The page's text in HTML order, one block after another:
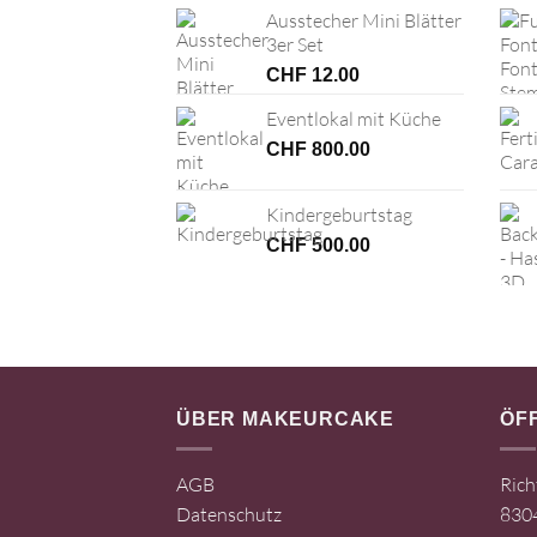
Ausstecher Mini Blätter
3er Set
CHF 12.00
Eventlokal mit Küche
CHF 800.00
Kindergeburtstag
CHF500.00
ÜBER MAKEURCAKE
AGB
Datenschutz